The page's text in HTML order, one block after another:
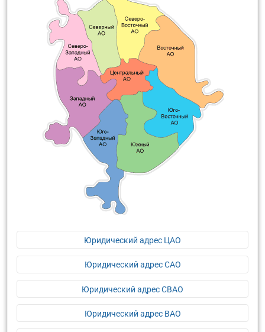
Юридический адрес ЦАО
Юридический адрес САО
Юридический адрес СВАО
Юридический адрес ВАО